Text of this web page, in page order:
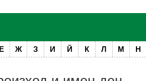
Е Ж З И Й К Л М Н